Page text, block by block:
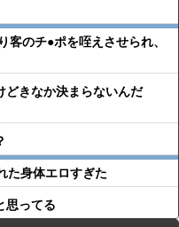
客のチ●︎ポを咥えさせられ、
どきなか決まらないんだ
た身体エロすぎた
思ってる